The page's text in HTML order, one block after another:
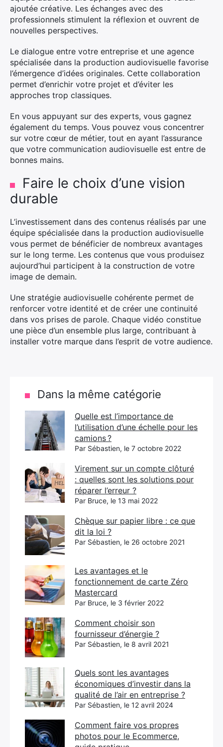
ajoutée créative. Les échanges avec des
professionnels stimulent la réflexion et ouvrent de
nouvelles perspectives.
Le dialogue entre votre entreprise et une agence
spécialisée dans la production audiovisuelle favorise
l’émergence d’idées originales. Cette collaboration
permet d’enrichir votre projet et d’éviter les
approches trop classiques.
En vous appuyant sur des experts, vous gagnez
également du temps. Vous pouvez vous concentrer
sur votre cœur de métier, tout en ayant l’assurance
que votre communication audiovisuelle est entre de
bonnes mains.
Faire le choix d’une vision
durable
L’investissement dans des contenus réalisés par une
équipe spécialisée dans la production audiovisuelle
vous permet de bénéficier de nombreux avantages
sur le long terme. Les contenus que vous produisez
aujourd’hui participent à la construction de votre
image de demain.
Une stratégie audiovisuelle cohérente permet de
renforcer votre identité et de créer une continuité
dans vos prises de parole. Chaque vidéo constitue
une pièce d’un ensemble plus large, contribuant à
installer votre marque dans l’esprit de votre audience.
Dans la même catégorie
Quelle est l’importance de
l’utilisation d’une échelle pour les
camions ?
Par Sébastien, le 7 octobre 2022
Virement sur un compte clôturé
: quelles sont les solutions pour
réparer l’erreur ?
Par Bruce, le 13 mai 2022
Chèque sur papier libre : ce que
dit la loi ?
Par Sébastien, le 26 octobre 2021
Les avantages et le
fonctionnement de carte Zéro
Mastercard
Par Bruce, le 3 février 2022
Comment choisir son
fournisseur d’énergie ?
Par Sébastien, le 8 avril 2021
Quels sont les avantages
économiques d’investir dans la
qualité de l’air en entreprise ?
Par Sébastien, le 12 avril 2024
Comment faire vos propres
photos pour le Ecommerce,